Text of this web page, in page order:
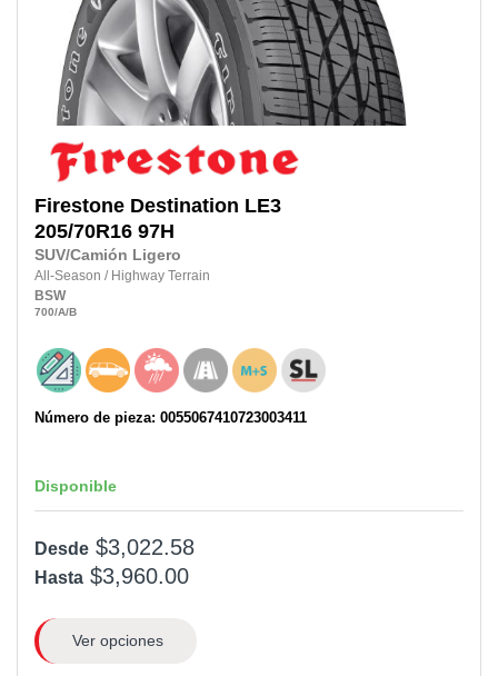
Firestone Destination LE3
205/70R16 97H
SUV/Camión Ligero
All-Season / Highway Terrain
BSW
700/A/B
Número de pieza: 0055067410723003411
Disponible
Desde $3,022.58
Hasta $3,960.00
Ver opciones